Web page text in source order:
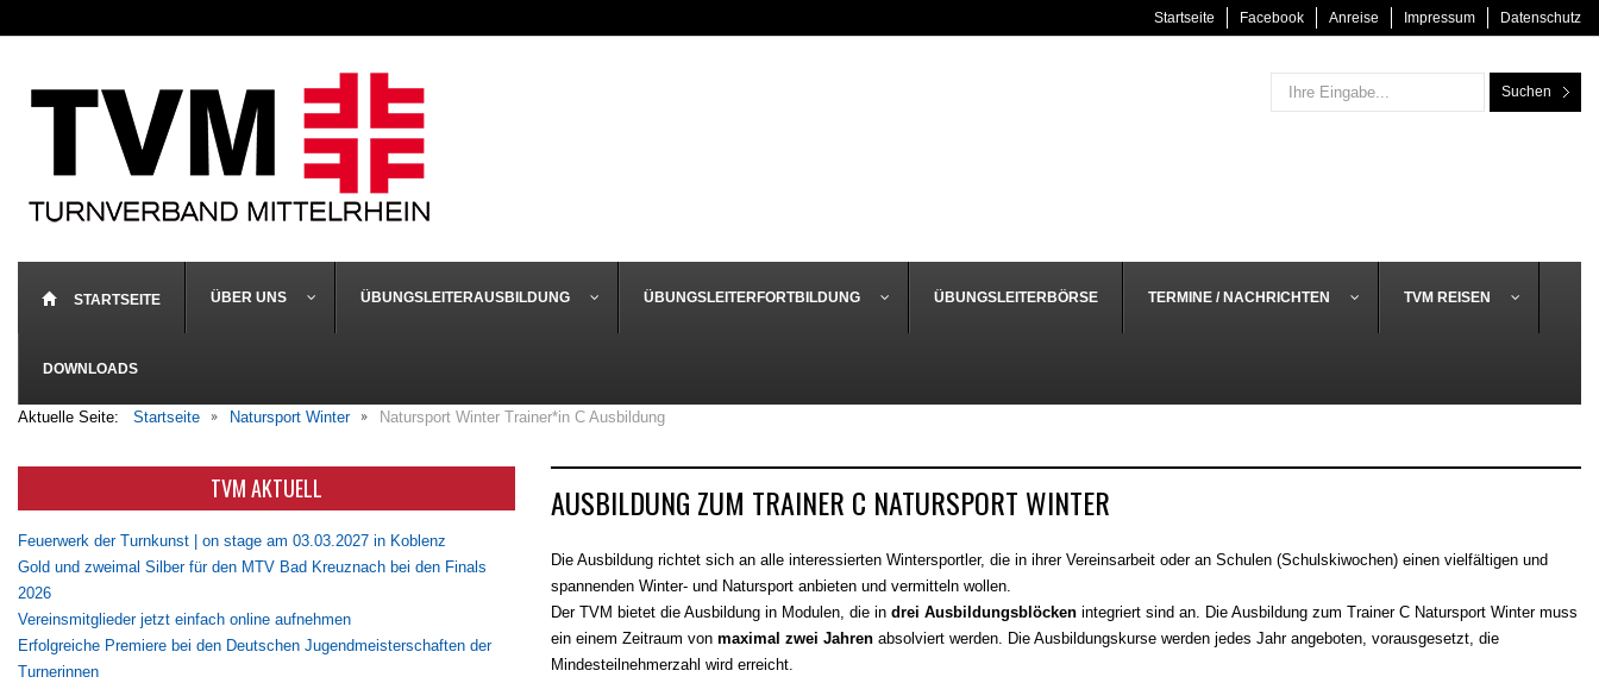
Startseite Facebook Anreise Impressum Datenschutz
Suchen
STARTSEITE ÜBER UNS ÜBUNGSLEITERAUSBILDUNG ÜBUNGSLEITERFORTBILDUNG ÜBUNGSLEITERBÖRSE TERMINE / NACHRICHTEN TVM REISEN
DOWNLOADS
Aktuelle Seite: Startseite Natursport Winter Natursport Winter Trainer*in C Ausbildung
AUSBILDUNG ZUM TRAINER C NATURSPORT WINTER
Die Ausbildung richtet sich an alle interessierten Wintersportler, die in ihrer Vereinsarbeit oder an Schulen (Schulskiwochen) einen vielfältigen und
spannenden Winter- und Natursport anbieten und vermitteln wollen.
Der TVM bietet die Ausbildung in Modulen, die in drei Ausbildungsblöcken integriert sind an. Die Ausbildung zum Trainer C Natursport Winter muss
ein einem Zeitraum von maximal zwei Jahren absolviert werden. Die Ausbildungskurse werden jedes Jahr angeboten, vorausgesetzt, die
Mindesteilnehmerzahl wird erreicht.
TVM AKTUELL
Feuerwerk der Turnkunst | on stage am 03.03.2027 in Koblenz
Gold und zweimal Silber für den MTV Bad Kreuznach bei den Finals
2026
Vereinsmitglieder jetzt einfach online aufnehmen
Erfolgreiche Premiere bei den Deutschen Jugendmeisterschaften der
Turnerinnen